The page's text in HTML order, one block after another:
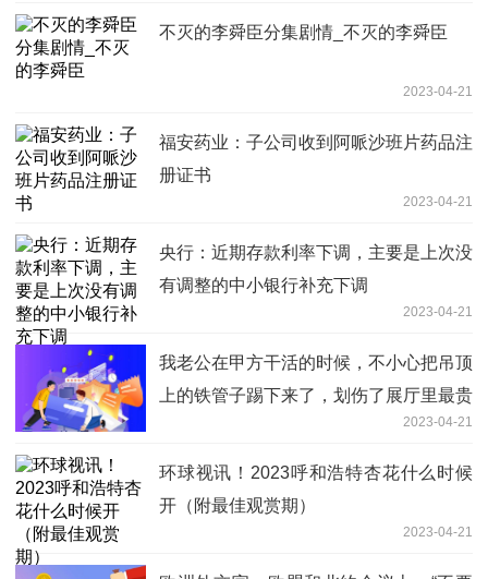
不灭的李舜臣分集剧情_不灭的李舜臣
2023-04-21
福安药业：子公司收到阿哌沙班片药品注
册证书
2023-04-21
央行：近期存款利率下调，主要是上次没
有调整的中小银行补充下调
2023-04-21
我老公在甲方干活的时候，不小心把吊顶
上的铁管子踢下来了，划伤了展厅里最贵
2023-04-21
环球视讯！2023呼和浩特杏花什么时候
开（附最佳观赏期）
2023-04-21